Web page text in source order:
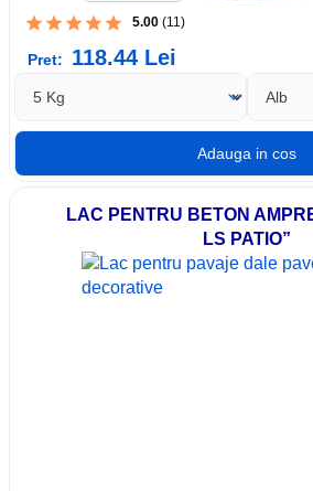
5.00 (11)
Pret: 118.44 Lei
LAC PENTRU BETON
LS PATIO”